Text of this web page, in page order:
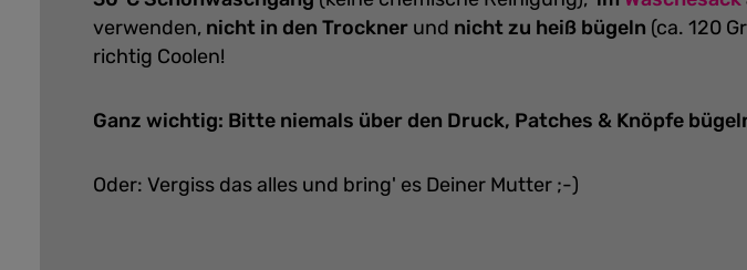
verwenden, nicht in den Trockner und nicht zu heiß bügeln (ca. 120
richtig Coolen!
Ganz wichtig: Bitte niemals über den Druck, Patches & Knöpfe
Oder: Vergiss das alles und bring' es Deiner Mutter ;-)